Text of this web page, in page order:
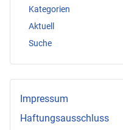
Kategorien
Aktuell
Suche
Impressum
Haftungsausschluss